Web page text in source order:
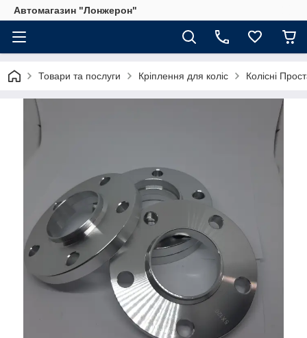
Автомагазин "Лонжерон"
Товари та послуги Кріплення для коліс Колісні